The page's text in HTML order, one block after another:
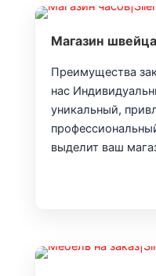
Магазин
Преимущества
нас
уникальный,
выделит ваш